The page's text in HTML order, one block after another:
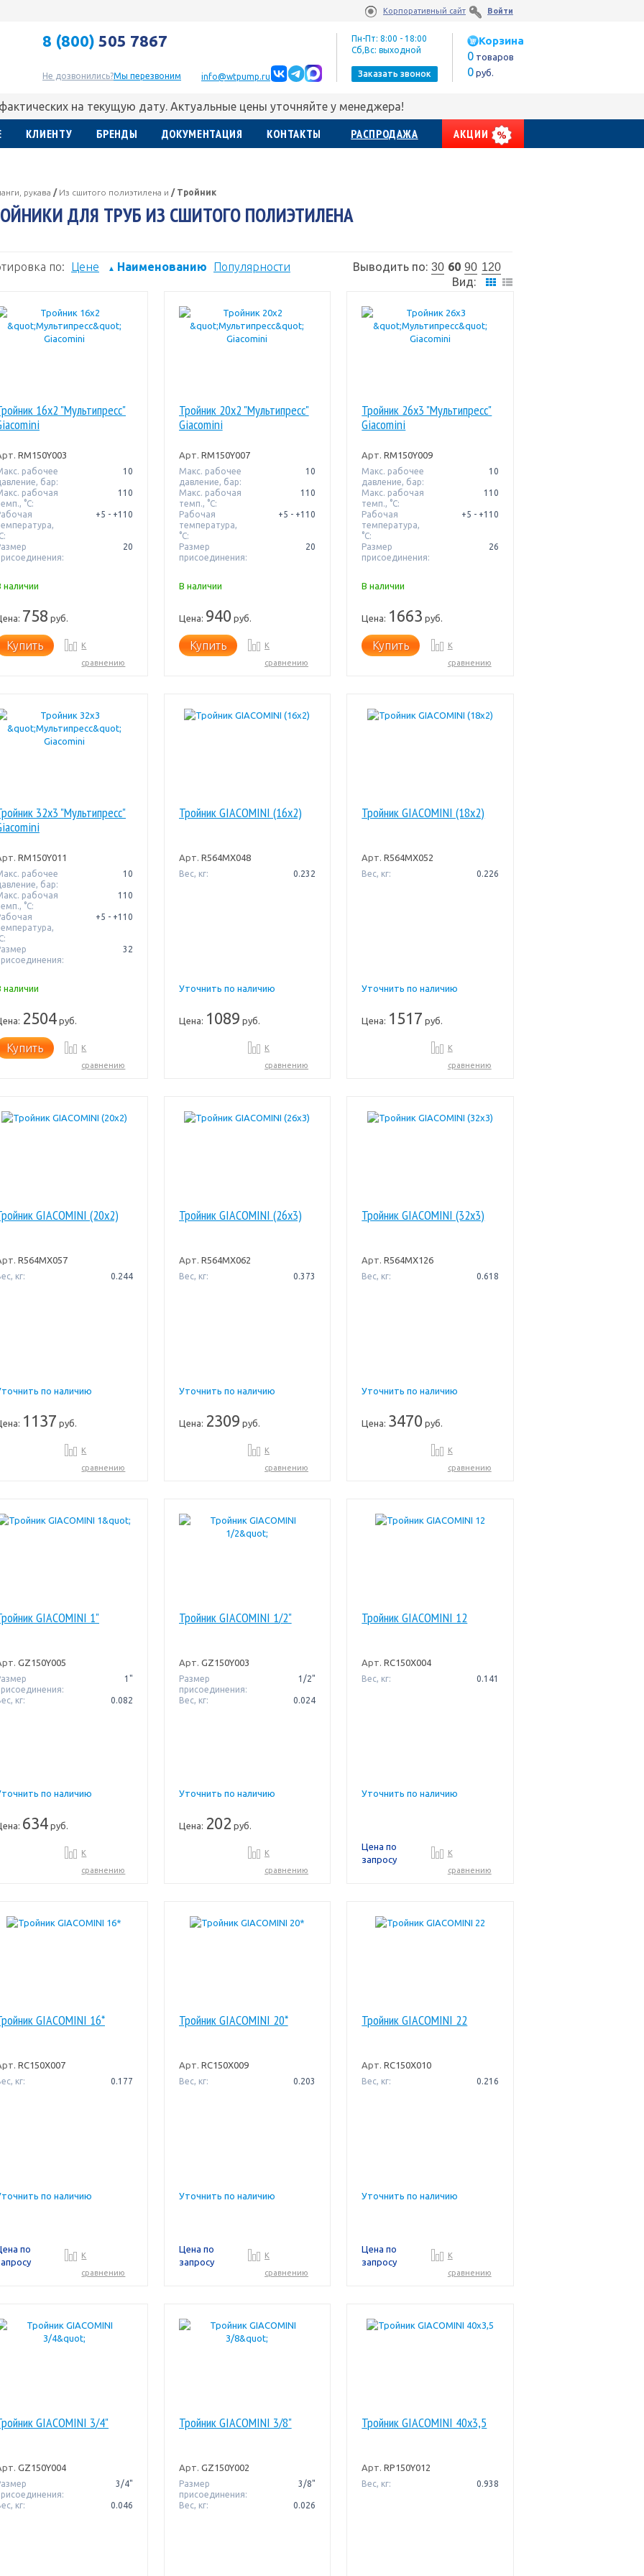
Корпоративный сайт Войти
8 (800) 505 7867
Не дозвонились?Мы перезвоним info@wtpump.ru
Пн-Пт: 8:00 - 18:00
Сб,Вс: выходной
Заказать звонок
Корзина
0 товаров
0 руб.
на текущую дату. Актуальные цены уточняйте у менеджера!
КЛИЕНТУ БРЕНДЫ ДОКУМЕНТАЦИЯ КОНТАКТЫ РАСПРОДАЖА АКЦИИ
рукава / Из сшитого полиэтилена и / Тройник
ДЛЯ ТРУБ ИЗ СШИТОГО ПОЛИЭТИЛЕНА
по: Цене ▲ Наименованию Популярности Выводить по: 30 60 90 120
Вид:
16x2 "Мультипресс"
RM150Y003
рабочее
бар:
10
рабочая
°С:
110
+5 - +110
20
наличии
758 руб.
Купить
К
сравнению
Тройник 20x2 "Мультипресс"
Giacomini
Арт. RM150Y007
Макс. рабочее
давление, бар:
10
Макс. рабочая
темп., °С:
110
Рабочая
температура,
°C:
+5 - +110
Размер
присоединения:
20
В наличии
Цена: 940 руб.
Купить
К
сравнению
Тройник 26x3 "Мультипресс"
Giacomini
Арт. RM150Y009
Макс. рабочее
давление, бар:
10
Макс. рабочая
темп., °С:
110
Рабочая
температура,
°C:
+5 - +110
Размер
присоединения:
26
В наличии
Цена: 1663 руб.
Купить
К
сравнению
32x3 "Мультипресс"
RM150Y011
рабочее
бар:
10
рабочая
°С:
110
+5 - +110
32
наличии
2504 руб.
Купить
К
сравнению
Тройник GIACOMINI (16x2)
Арт. R564MX048
Вес, кг: 0.232
Уточнить по наличию
Цена: 1089 руб.
К
сравнению
Тройник GIACOMINI (18x2)
Арт. R564MX052
Вес, кг: 0.226
Уточнить по наличию
Цена: 1517 руб.
К
сравнению
GIACOMINI (20x2)
R564MX057
кг: 0.244
по наличию
1137 руб.
К
сравнению
Тройник GIACOMINI (26x3)
Арт. R564MX062
Вес, кг: 0.373
Уточнить по наличию
Цена: 2309 руб.
К
сравнению
Тройник GIACOMINI (32x3)
Арт. R564MX126
Вес, кг: 0.618
Уточнить по наличию
Цена: 3470 руб.
К
сравнению
GIACOMINI 1"
GZ150Y005
1"
кг: 0.082
по наличию
634 руб.
К
сравнению
Тройник GIACOMINI 1/2"
Арт. GZ150Y003
Размер
присоединения:
1/2"
Вес, кг: 0.024
Уточнить по наличию
Цена: 202 руб.
К
сравнению
Тройник GIACOMINI 12
Арт. RC150X004
Вес, кг: 0.141
Уточнить по наличию
Цена по
запросу
К
сравнению
GIACOMINI 16*
RC150X007
кг: 0.177
по наличию
по
К
сравнению
Тройник GIACOMINI 20*
Арт. RC150X009
Вес, кг: 0.203
Уточнить по наличию
Цена по
запросу
К
сравнению
Тройник GIACOMINI 22
Арт. RC150X010
Вес, кг: 0.216
Уточнить по наличию
Цена по
запросу
К
сравнению
GIACOMINI 3/4"
GZ150Y004
3/4"
кг: 0.046
Тройник GIACOMINI 3/8"
Арт. GZ150Y002
Размер
присоединения:
3/8"
Вес, кг: 0.026
Тройник GIACOMINI 40x3,5
Арт. RP150Y012
Вес, кг: 0.938